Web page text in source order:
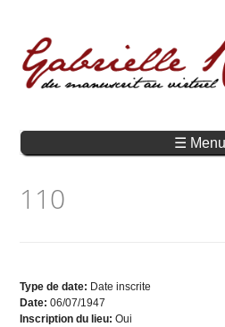
☰ Menu
110
Type de date: Date inscrite
Date:06/07/1947
Inscription du lieu:Oui